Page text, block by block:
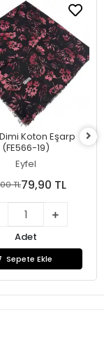
Koton Eşarp
(FE566-19)
Eyfel
TL79,90 TL
Adet
Sepete Ekle